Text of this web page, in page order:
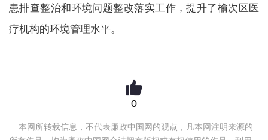
患排查整治和环境问题整改落实工作，提升了榆次区医
疗机构的环境管理水平。
0
本网所转载信息，不代表廉政中国网的观点，凡本网注明来源的